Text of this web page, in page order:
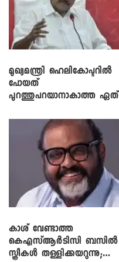
മുഖ്യമന്ത്രി ഹെലികോപ്ടറിൽ
പോയത്
പുറത്തുപറയാനാകാത്ത ഏത്
കാശ് വേണ്ടാത്ത
കെഎസ്ആർടിസി ബസിൽ
സ്ത്രീകൾ തള്ളിക്കയറുന്നു;